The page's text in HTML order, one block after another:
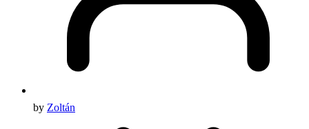
by Zoltán